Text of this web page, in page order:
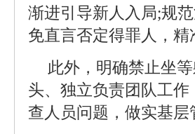
渐进引导新人入局;规
免直言否定得罪人，
此外，明确禁止坐
头、独立负责团队工
查人员问题，做实基层